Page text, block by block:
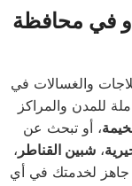
في محافظة
والغسالات في
للمدن والمراكز
، أو تبحث عن
، شبين القناطر ،
جاهز لخدمتك في أي